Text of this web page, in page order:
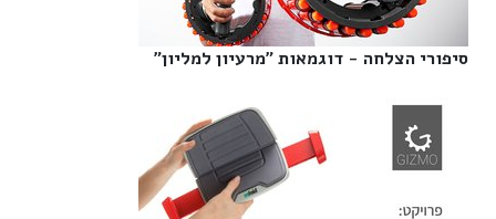
סיפורי הצלחה - דוגמאות "מרעיון למליון"‎